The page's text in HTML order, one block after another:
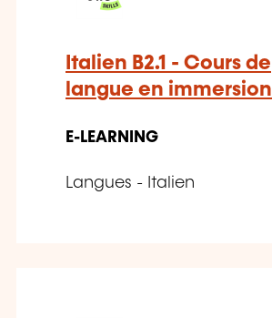
Italien B2.1 - Cours de
langue en immersion
E-LEARNING
Langues - Italien